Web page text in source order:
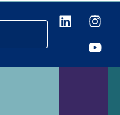
L
i
e
I
n
s
t
a
Y
o
u
t
u